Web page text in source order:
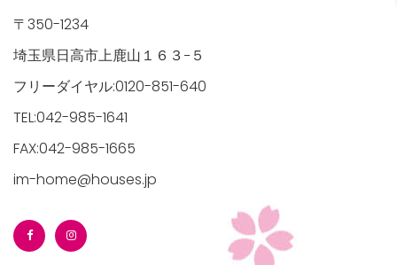
〒350-1234
埼玉県日高市上鹿山１６３−５
フリーダイヤル:0120-851-640
TEL:042-985-1641
FAX:042-985-1665
im-home@houses.jp